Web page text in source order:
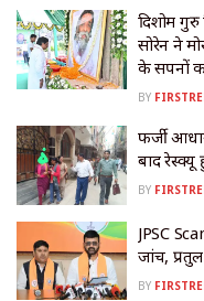
दिशोम गुरु
सोरेन ने
के सपनों
BY
​फर्जी
बाद रेस्क्यू
BY
JPSC
जांच,
BY